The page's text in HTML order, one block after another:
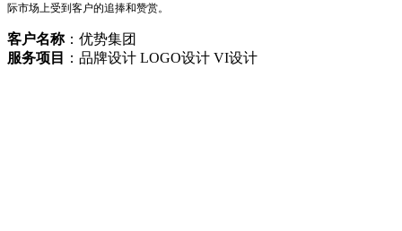
际市场上受到客户的追捧和赞赏。
客户名称：优势集团
服务项目
：品牌设计 LOGO设计 VI设计